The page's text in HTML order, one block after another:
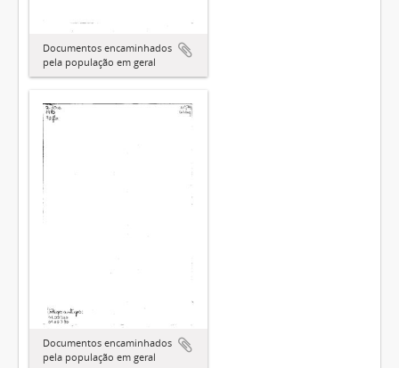
Documentos encaminhados
pela população em geral
Documentos encaminhados
pela população em geral